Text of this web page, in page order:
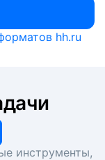
hh.ru
инструменты,